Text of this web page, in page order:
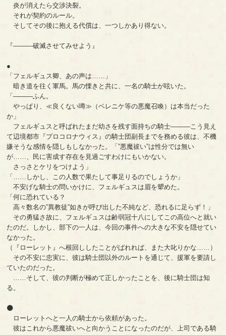
炎が消えたら交渉決裂。
それが契約のルール。
そしてその後に抱える代償は、一つしかあり得ない。
『―――破滅させてみせよう』
●
「フェルギュス卿、あの声は……」
暗き道を往く軍馬。馬の慄きと共に、一名の騎士が呟いた。
「―――ふん。
やっぱり、≪良くない噂≫（ベレニケ等の悪魔召喚）は本当だった
か」
フェルギュスと呼ばれたまだ幼さを残す面持ちの騎士―――こう見え
て辺境都市『プロコロナウィス』の騎士団副長までを務める彼は、不機
嫌そうな感情を隠しもしなかった。「”悪魔祓い”は性分では無い
が……、民に害成す存在を見過ごすわけにもいかない。
さっさとケリをつけよう」
「……しかし、この人数で果たして事足りるのでしょうか」
不安げな騎士の問いかけに、フェルギュスは眉を顰めた。
「何に恐れている？
高々数名の”異教徒”如きが呼び出した不純など、恐れるに足らず！」
その勇猛さ故に、フェルギュスは齢弱冠十八にしてこの高位へと就い
たのだ。しかし、部下の一人は、今回の事件への大きな不安を隠せてい
なかった。
（『ローレット』へ根回ししたことがばれれば、また大叱りかな……）
その不安に忠実に、彼は騎士団以外のルートを通じて、援軍を要請し
ていたのだった。
……そして、彼の判断が極めて正しかったことを、後に騎士団は知
る。
⚫
ローレットへと一人の騎士から依頼があった。
彼はこれから悪魔祓いへと向かうことになったのだが、上司である騎